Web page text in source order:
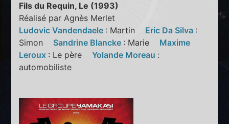
Fils du Requin, Le (1993)
Réalisé par Agnès Merlet
Ludovic Vandendaele : Martin Eric Da Silva :
Simon Sandrine Blancke : Marie Maxime
Leroux : Le pèreYolande Moreau :
automobiliste